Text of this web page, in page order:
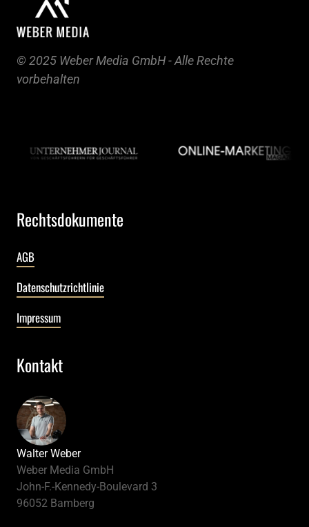
© 2025 Weber Media GmbH - Alle Rechte
vorbehalten
Rechtsdokumente
AGB
Datenschutzrichtlinie
Impressum
Kontakt
Walter Weber
Weber Media GmbH
John-F.-Kennedy-Boulevard 3
96052 Bamberg